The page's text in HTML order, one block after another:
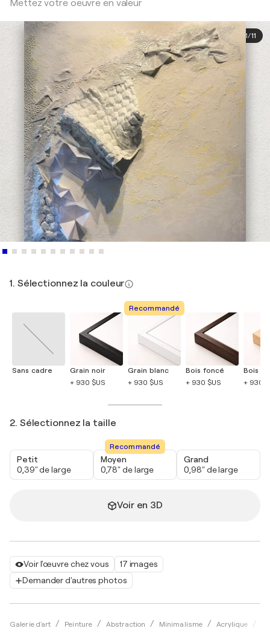
Voir l'œuvre chez vous
17 images
Demander d'autres photos
Galerie d'art Peinture Abstraction Minimalisme Acrylique
Mettez votre oeuvre en valeur
1/11
1. Sélectionnez la couleur
Sans cadre
Grain noir
+ 930 $US
Recommandé
Grain blanc
+ 930 $US
Bois foncé
+ 930 $US
Bois
+ 930
2. Sélectionnez la taille
Petit
0,39" de large
Recommandé
Moyen
0,78" de large
Grand
0,98" de large
Voir en 3D